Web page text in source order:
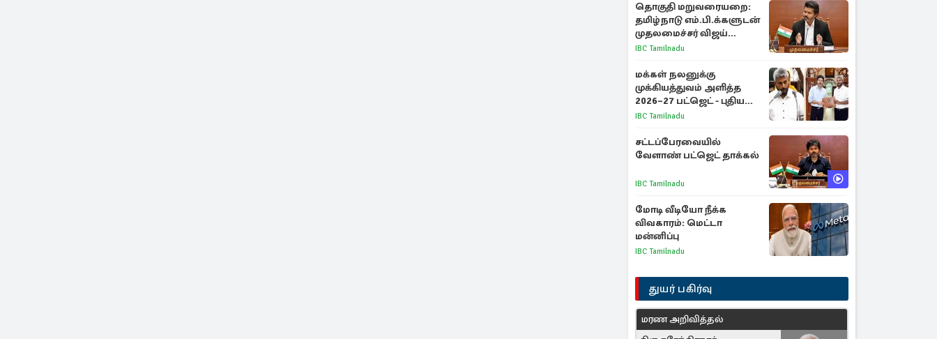
தொகுதி மறுவரையறை:
தமிழ்நாடு எம்.பி.க்களுடன்
முதலமைச்சர் விஜய்
ஆலோசனை
IBC Tamilnadu
மக்கள் நலனுக்கு
முக்கியத்துவம் அளித்த
2026–27 பட்ஜெட் - புதிய
நலத்திட்டங்கள்
IBC Tamilnadu
சட்டப்பேரவையில்
வேளாண் பட்ஜெட் தாக்கல்
IBC Tamilnadu
மோடி வீடியோ நீக்க
விவகாரம்: மெட்டா
மன்னிப்பு
IBC Tamilnadu
துயர் பகிர்வு
மரண அறிவித்தல்